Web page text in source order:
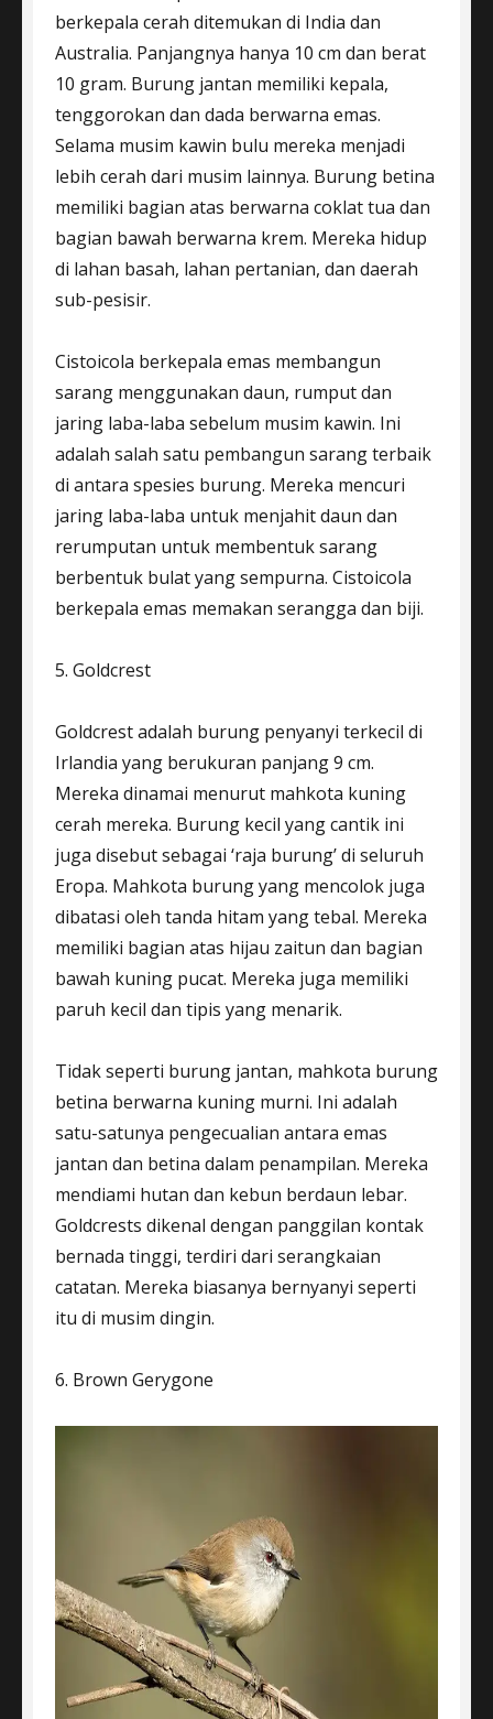
berkepala cerah ditemukan di India dan
Australia. Panjangnya hanya 10 cm dan berat
10 gram. Burung jantan memiliki kepala,
tenggorokan dan dada berwarna emas.
Selama musim kawin bulu mereka menjadi
lebih cerah dari musim lainnya. Burung betina
memiliki bagian atas berwarna coklat tua dan
bagian bawah berwarna krem. Mereka hidup
di lahan basah, lahan pertanian, dan daerah
sub-pesisir.
Cistoicola berkepala emas membangun
sarang menggunakan daun, rumput dan
jaring laba-laba sebelum musim kawin. Ini
adalah salah satu pembangun sarang terbaik
di antara spesies burung. Mereka mencuri
jaring laba-laba untuk menjahit daun dan
rerumputan untuk membentuk sarang
berbentuk bulat yang sempurna. Cistoicola
berkepala emas memakan serangga dan biji.
5. Goldcrest
Goldcrest adalah burung penyanyi terkecil di
Irlandia yang berukuran panjang 9 cm.
Mereka dinamai menurut mahkota kuning
cerah mereka. Burung kecil yang cantik ini
juga disebut sebagai ‘raja burung’ di seluruh
Eropa. Mahkota burung yang mencolok juga
dibatasi oleh tanda hitam yang tebal. Mereka
memiliki bagian atas hijau zaitun dan bagian
bawah kuning pucat. Mereka juga memiliki
paruh kecil dan tipis yang menarik.
Tidak seperti burung jantan, mahkota burung
betina berwarna kuning murni. Ini adalah
satu-satunya pengecualian antara emas
jantan dan betina dalam penampilan. Mereka
mendiami hutan dan kebun berdaun lebar.
Goldcrests dikenal dengan panggilan kontak
bernada tinggi, terdiri dari serangkaian
catatan. Mereka biasanya bernyanyi seperti
itu di musim dingin.
6. Brown Gerygone